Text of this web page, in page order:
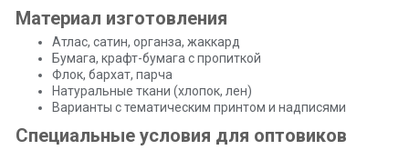
Материал изготовления
Атлас, сатин, органза, жаккард
Бумага, крафт-бумага с пропиткой
Флок, бархат, парча
Натуральные ткани (хлопок, лен)
Варианты с тематическим принтом и надписями
Специальные условия для оптовиков